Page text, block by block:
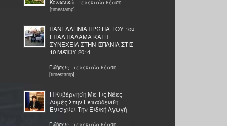
Κοινωνικά - τελευταία θέαση
[timestamp]
ΠΑΝΕΛΛΗΝΙΑ ΠΡΩΤΙΑ ΤΟΥ 1ου
ΕΠΑΛ ΠΑΛΑΜΑ ΚΑΙ Η
ΣΥΝΕΧΕΙΑ ΣΤΗΝ ΙΣΠΑΝΙΑ ΣΤΙΣ
10 ΜΑΪΟΥ 2014
Ειδήσεις - τελευταία θέαση
[timestamp]
Η Κυβέρνηση Με Τις Νέες
Δομές Στην Εκπαίδευση
Ενισχύει Την Ειδική Αγωγή
Ειδήσεις - τελευταία θέαση